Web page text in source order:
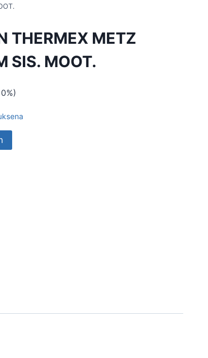
THERMEX METZ
SIS. MOOT.